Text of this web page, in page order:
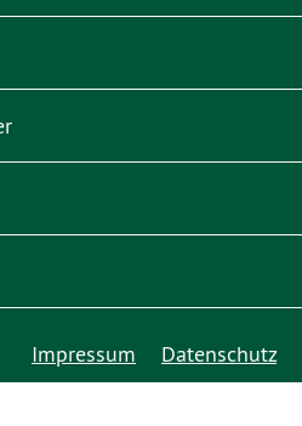
Impressum Datenschutz